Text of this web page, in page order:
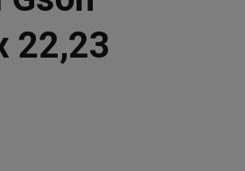
22,23